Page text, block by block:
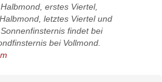
erstes Viertel,
letztes Viertel und
findet bei
bei Vollmond.